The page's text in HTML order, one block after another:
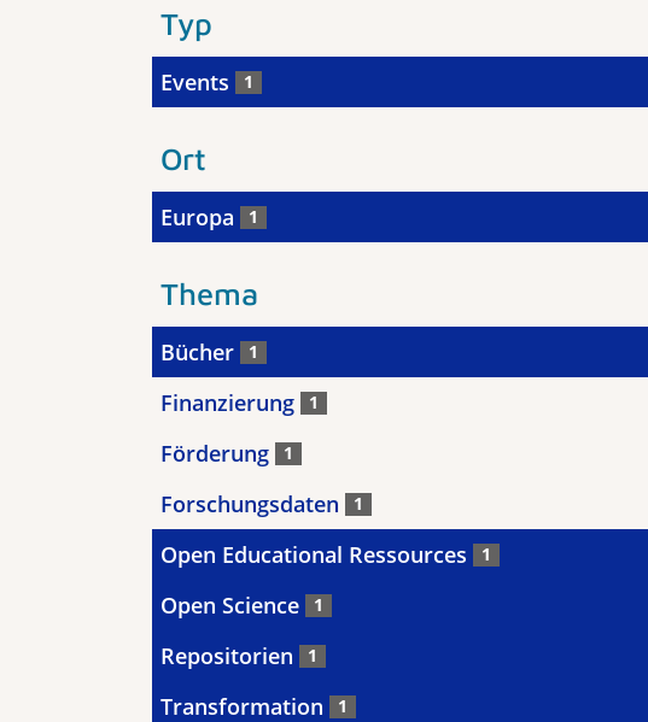
Typ
Events 1
Ort
Europa 1
Thema
Bücher 1
Finanzierung 1
Förderung 1
Forschungsdaten 1
Open Educational Ressources 1
Open Science 1
Repositorien 1
Transformation 1